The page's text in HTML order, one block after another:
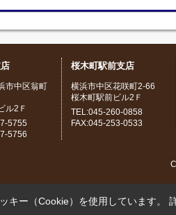
市中区翁町
ル2Ｆ
5755
5756
桜木町駅前支店
横浜市中区花咲町2-66
桜木町駅前ビル2Ｆ
TEL:045-260-0858
FAX:045-253-0533
キー（Cookie）を使用しています。